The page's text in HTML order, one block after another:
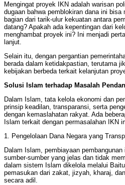
Mengingat proyek IKN adalah warisan
dugaan bahwa pemblokiran dana ini
bagian dari tarik-ulur kekuatan antara
datang? Apakah ada kepentingan dari
menghambat proyek ini? Ini menjadi
lanjut.
Selain itu, dengan pergantian
berada dalam ketidakpastian, terutama
kebijakan berbeda terkait kelanjutan
Solusi Islam terhadap Masalah
Dalam Islam, tata kelola ekonomi dan
prinsip keadilan, transparansi, serta
dengan kemaslahatan rakyat. Ada
Islam terkait dengan permasalahan IKN
1. Pengelolaan Dana Negara yang
Dalam Islam, pembiayaan
sumber-sumber yang jelas dan tidak
dalam sistem Islam dikelola melalui
pemasukan dari zakat, jizyah, kharaj,
secara adil.